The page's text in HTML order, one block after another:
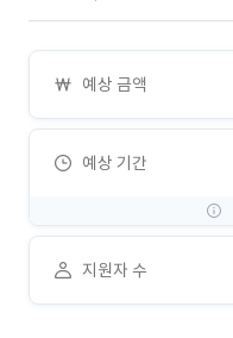
예상 금액
예상 기간
지원자 수